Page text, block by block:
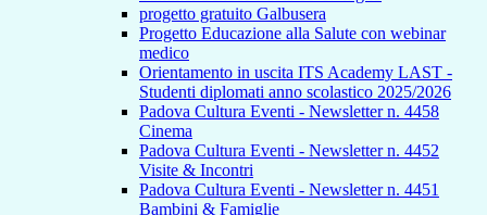
progetto gratuito Galbusera
Progetto Educazione alla Salute con webinar
medico
Orientamento in uscita ITS Academy LAST -
Studenti diplomati anno scolastico 2025/2026
Padova Cultura Eventi - Newsletter n. 4458
Cinema
Padova Cultura Eventi - Newsletter n. 4452
Visite & Incontri
Padova Cultura Eventi - Newsletter n. 4451
Bambini & Famiglie